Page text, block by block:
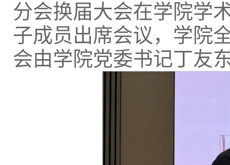
分会换届大会在学院学
子成员出席会议，学院
会由学院党委书记丁友